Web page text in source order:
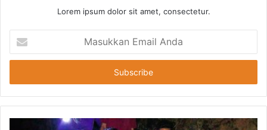
Lorem ipsum dolor sit amet, consectetur.
Email
Anda